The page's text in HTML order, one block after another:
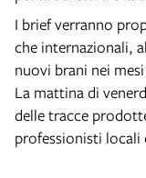
I brief verranno
che internazionali,
nuovi brani nei
La mattina di
delle tracce
professionisti